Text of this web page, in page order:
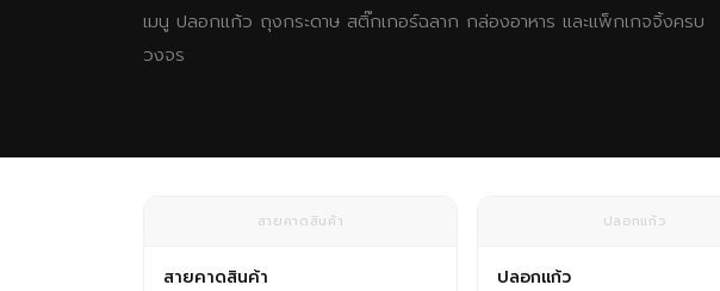
เมนู ปลอกแก้ว ถุงกระดาษ สติ๊กเกอร์ฉลาก กล่องอาหาร และแพ็กเกจจิ้งครบ
วงจร
สายคาดสินค้า
สายคาดสินค้า
ปลอกแก้ว
ปลอกแก้ว